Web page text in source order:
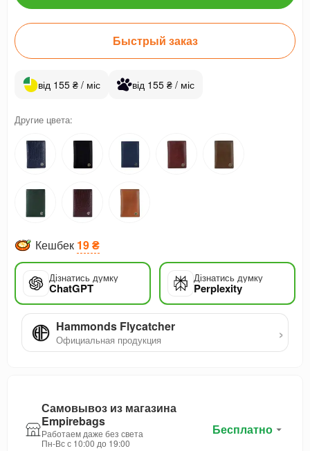
Быстрый заказ
від 155 ₴ / міс від 155 ₴ / міс
Другие цвета:
Кешбек 19 ₴
Дізнатись думку
ChatGPT
Дізнатись думку
Perplexity
Hammonds Flycatcher
Официальная продукция ›
Самовывоз из магазина
Empirebags
Работаем даже без света
Пн-Вс с 10:00 до 19:00
Бесплатно